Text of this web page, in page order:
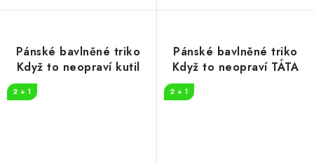
Pánské bavlněné triko
Když to neopraví kutil
2 + 1
Pánské bavlněné triko
Když to neopraví TÁTA
2 + 1